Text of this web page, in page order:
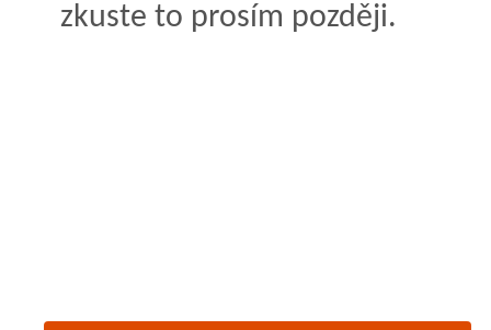
zkuste to prosím později.